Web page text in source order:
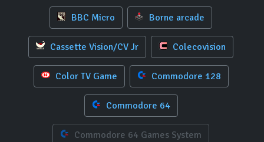
BBC Micro Borne arcade
Cassette Vision/CV Jr Colecovision
Color TV Game Commodore 128
Commodore 64
Commodore 64 Games System